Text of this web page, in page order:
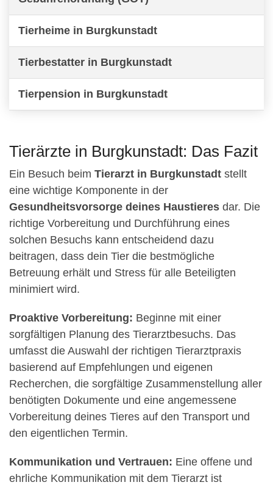
Tierheime in Burgkunstadt
Tierbestatter in Burgkunstadt
Tierpension in Burgkunstadt
Tierärzte in Burgkunstadt: Das Fazit
Ein Besuch beim Tierarzt in Burgkunstadt stellt
eine wichtige Komponente in der
Gesundheitsvorsorge deines Haustieres dar. Die
richtige Vorbereitung und Durchführung eines
solchen Besuchs kann entscheidend dazu
beitragen, dass dein Tier die bestmögliche
Betreuung erhält und Stress für alle Beteiligten
minimiert wird.
Proaktive Vorbereitung: Beginne mit einer
sorgfältigen Planung des Tierarztbesuchs. Das
umfasst die Auswahl der richtigen Tierarztpraxis
basierend auf Empfehlungen und eigenen
Recherchen, die sorgfältige Zusammenstellung aller
benötigten Dokumente und eine angemessene
Vorbereitung deines Tieres auf den Transport und
den eigentlichen Termin.
Kommunikation und Vertrauen: Eine offene und
ehrliche Kommunikation mit dem Tierarzt ist